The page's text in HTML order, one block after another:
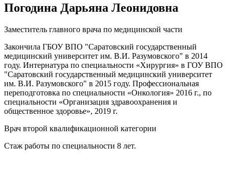
Погодина Дарьяна Леонидовна
Заместитель главного врача по медицинской части
Закончила ГБОУ ВПО "Саратовский государственный
медицинский университет им. В.И. Разумовского" в 2014
году. Интернатура по специальности «Хирургия» в ГОУ ВПО
"Саратовский государственный медицинский университет
им. В.И. Разумовского" в 2015 году. Профессиональная
переподготовка по специальности «Онкология» 2016 г., по
специальности «Организация здравоохранения и
общественное здоровье», 2019 г.
Врач второй квалификационной категории
Стаж работы по специальности 8 лет.